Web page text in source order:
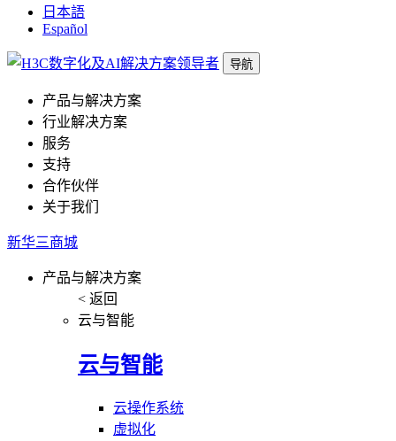
日本語
Español
导航
产品与解决方案
行业解决方案
服务
支持
合作伙伴
关于我们
新华三商城
产品与解决方案
< 返回
云与智能
云与智能
云操作系统
虚拟化